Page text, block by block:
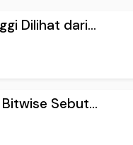
Dilihat dari...
Sebut...